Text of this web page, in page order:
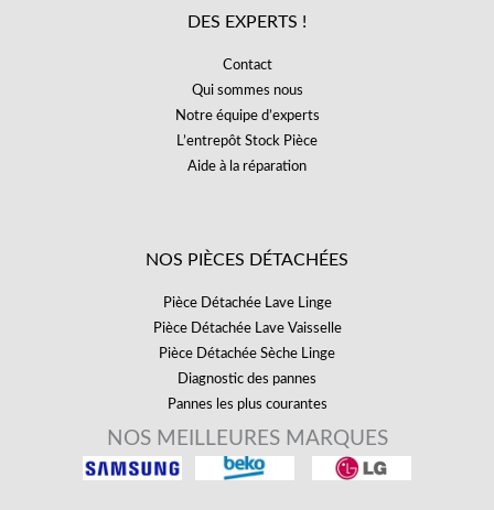
DES EXPERTS !
Contact
Qui sommes nous
Notre équipe d’experts
L’entrepôt Stock Pièce
Aide à la réparation
NOS PIÈCES DÉTACHÉES
Pièce Détachée Lave Linge
Pièce Détachée Lave Vaisselle
Pièce Détachée Sèche Linge
Diagnostic des pannes
Pannes les plus courantes
NOS MEILLEURES MARQUES